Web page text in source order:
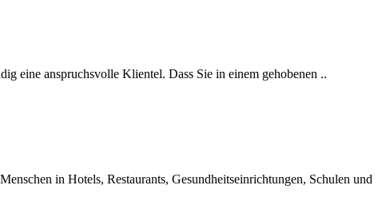
eine anspruchsvolle Klientel. Dass Sie in einem gehobenen ..
in Hotels, Restaurants, Gesundheitseinrichtungen, Schulen und